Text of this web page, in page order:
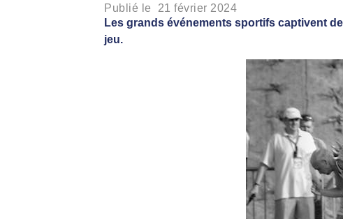
Publié le 21 février 2024
Les grands événements sportifs captivent
jeu.